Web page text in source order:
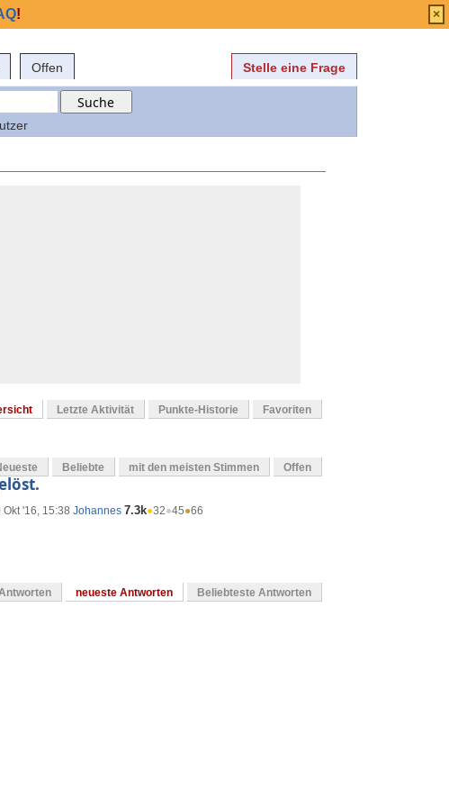
Offen Stelle eine Frage
Letzte Aktivität Punkte-Historie Favoriten
Beliebte mit den meisten Stimmen Offen
Okt '16, 15:38 Johannes 7.3k●32●45●66
neueste Antworten Beliebteste Antworten
! ×